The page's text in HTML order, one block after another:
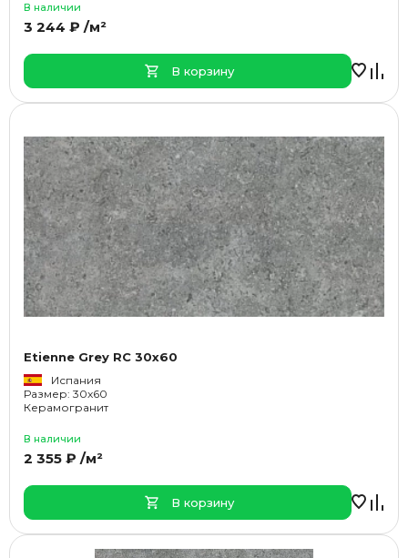
В наличии
3 244 ₽ /м²
В корзину
Etienne Grey RC 30x60
Испания
Размер: 30x60
Керамогранит
В наличии
2 355 ₽ /м²
В корзину